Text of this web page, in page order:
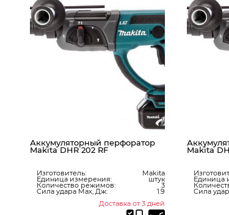
Makita
штук
3
1.9
Аккумуляторный перфоратор
Makita DHR202RFE
Изготовитель: Makita
Единица измерения: штук
Количество режимов: 3
Сила удара Max, Дж:
1.9
Доставка от 3 дней